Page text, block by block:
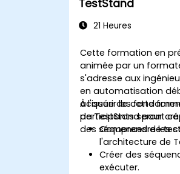
TestStand
21 Heures
Cette formation en
animée par un
s'adresse aux
en automatisation
acquérir les
de TestStand pour
des séquences de
À l'issue de cette
participants seront
Comprendre les
l'architecture de
Créer des
exécuter.